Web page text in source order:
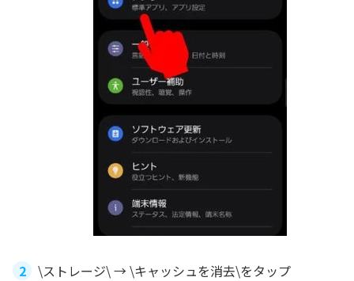
\ストレージ\ → \キャッシュを消去\をタップ